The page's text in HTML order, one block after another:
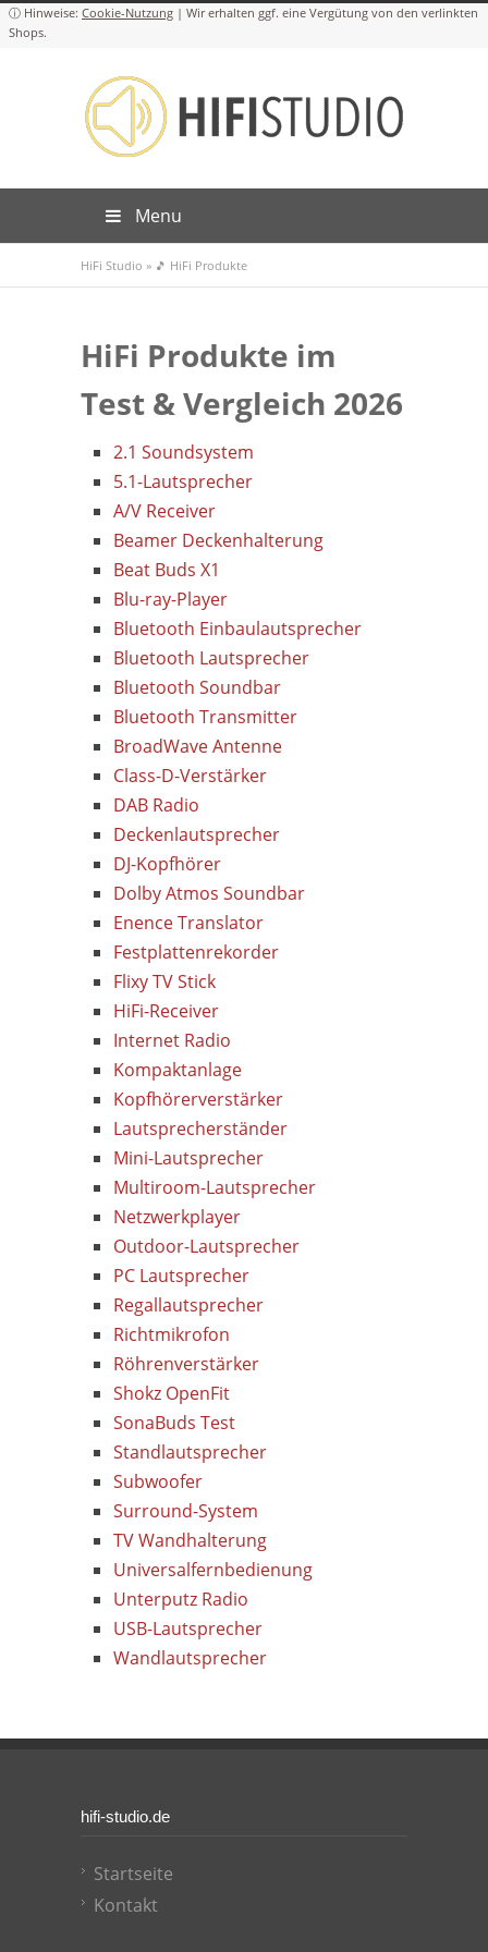
Cookie-Nutzung
Menu
HiFi Studio » 🎵 HiFi Produkte
HiFi Produkte im
Test & Vergleich 2026
2.1 Soundsystem
5.1-Lautsprecher
A/V Receiver
Beamer Deckenhalterung
Beat Buds X1
Blu-ray-Player
Bluetooth Einbaulautsprecher
Bluetooth Lautsprecher
Bluetooth Soundbar
Bluetooth Transmitter
BroadWave Antenne
Class-D-Verstärker
DAB Radio
Deckenlautsprecher
DJ-Kopfhörer
Dolby Atmos Soundbar
Enence Translator
Festplattenrekorder
Flixy TV Stick
HiFi-Receiver
Internet Radio
Kompaktanlage
Kopfhörerverstärker
Lautsprecherständer
Mini-Lautsprecher
Multiroom-Lautsprecher
Netzwerkplayer
Outdoor-Lautsprecher
PC Lautsprecher
Regallautsprecher
Richtmikrofon
Röhrenverstärker
Shokz OpenFit
SonaBuds Test
Standlautsprecher
Subwoofer
Surround-System
TV Wandhalterung
Universalfernbedienung
Unterputz Radio
USB-Lautsprecher
Wandlautsprecher
hifi-studio.de
Startseite
Kontakt